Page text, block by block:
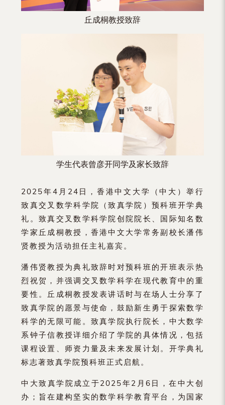
丘成桐教授致辞
学生代表曾彦开同学及家长致辞
2025年4月24日，香港中文大学（中大）举行
致真交叉数学科学院（致真学院）预科班开学典
礼。致真交叉数学科学院创院院长、国际知名数
学家丘成桐教授，香港中文大学常务副校长潘伟
贤教授为活动担任主礼嘉宾。
潘伟贤教授为典礼致辞时对预科班的开班表示热
烈祝贺，并强调交叉数学科学在现代教育中的重
要性。丘成桐教授发表讲话时与在场人士分享了
致真学院的愿景与使命，鼓励新生勇于探索数学
科学的无限可能。致真学院执行院长，中大数学
系钟子信教授详细介绍了学院的具体情况，包括
课程设置、师资力量及未来发展计划。开学典礼
标志著致真学院预科班正式启航。
中大致真学院成立于2025年2月6日，在中大创
办；旨在建构坚实的数学科学教育平台，为国家